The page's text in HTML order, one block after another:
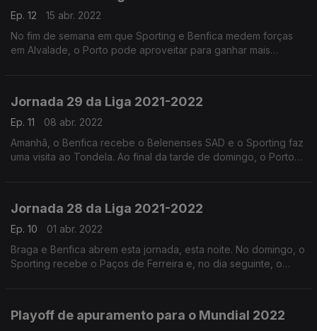
Ep. 12
15 abr. 2022
No fim de semana em que Sporting e Benfica medem forças
em Alvalade, o Porto pode aproveitar para ganhar mais
Jornada 29 da Liga 2021-2022
Ep. 11
08 abr. 2022
Amanhã, o Benfica recebe o Belenenses SAD e o Sporting faz
uma visita ao Tondela. Ao final da tarde de domingo, o Porto
Jornada 28 da Liga 2021-2022
Ep. 10
01 abr. 2022
Braga e Benfica abrem esta jornada, esta noite. No domingo, o
Sporting recebe o Paços de Ferreira e, no dia seguinte, o
Playoff de apuramento para o Mundial 2022